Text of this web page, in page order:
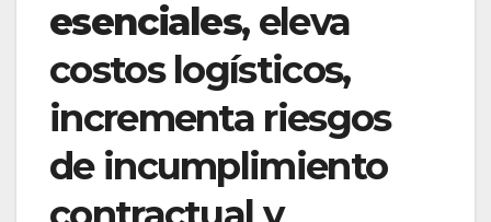
esenciales, eleva
costos logísticos,
incrementa riesgos
de incumplimiento